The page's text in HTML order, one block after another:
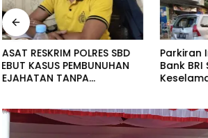
Parkiran Indomaret dan
Bank BRI SBD Mengancam
Keselamatan Warga Dalam
dan Satlantas Didesak
Bertindak Tegas!
Rp.10
KKBD